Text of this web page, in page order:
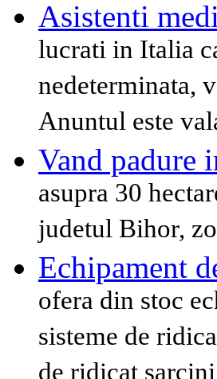
Asistenti
lucrati in Italia
nedeterminata,
Anuntul este
Vand padure
asupra 30
judetul Bihor,
Echipament
ofera din stoc
sisteme de